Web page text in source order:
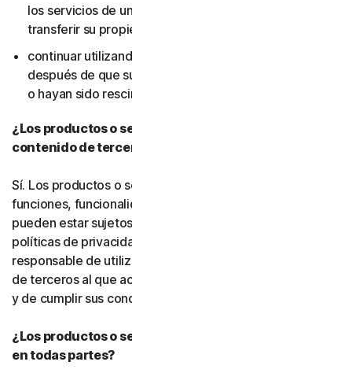
los servicios de un dispositivo antes de venderlo o
transferir su propiedad); ni
continuar utilizando el software o los servicios
después de que sus derechos de uso hayan expirado
o hayan sido rescindidos.
¿Los productos o servicios incluyen funciones o
contenido de terceros?
Sí. Los productos o servicios pueden incorporar
funciones, funcionalidades o contenido de terceros, que
pueden estar sujetos a condiciones de servicio y
políticas de privacidad de terceros. Usted es
responsable de utilizar correctamente cualquier recurso
de terceros al que acceda a través de nuestros servicios
y de cumplir sus condiciones de servicio.
¿Los productos o servicios de Gen están disponibles
en todas partes?